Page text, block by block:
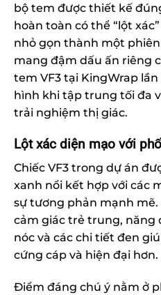
bộ tem được thiết kế
hoàn toàn có thể “lột
nhỏ gọn thành một
mang đậm dấu ấn riêng
tem VF3 tại KingWrap
hình khi tập trung tối đa
trải nghiệm thị giác.
Lột xác diện mạo với
Chiếc VF3 trong dự án
xanh nổi kết hợp với các
sự tương phản mạnh
cảm giác trẻ trung, năng
nóc và các chi tiết đen
cứng cáp và hiện đại hơn.
Điểm đáng chú ý nằm ở